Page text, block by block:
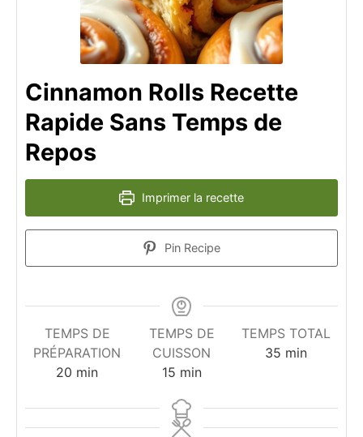
Cinnamon Rolls Recette
Rapide Sans Temps de
Repos
Imprimer la recette
Pin Recipe
TEMPS DE
PRÉPARATION
20 minutes
min
TEMPS DE
CUISSON
15minutes
min
TEMPS TOTAL
35minutes
min